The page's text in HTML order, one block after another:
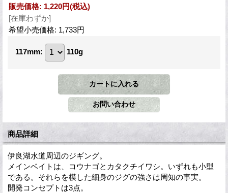
販売価格: 1,220円(税込)
[在庫わずか]
希望小売価格: 1,733円
117mm: 110g
商品詳細
伊良湖水道周辺のジギング。
メインベイトは、コウナゴとカタクチイワシ。いずれも小型
である。それらを模した細身のジグの強さは周知の事実。
開発コンセプトは3点。